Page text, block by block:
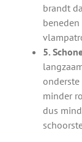
brandt
5.
minder
dus